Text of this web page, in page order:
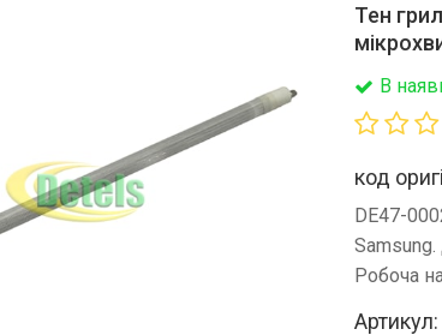
Тен
В
код
DE47-
Робоча
Артикул: